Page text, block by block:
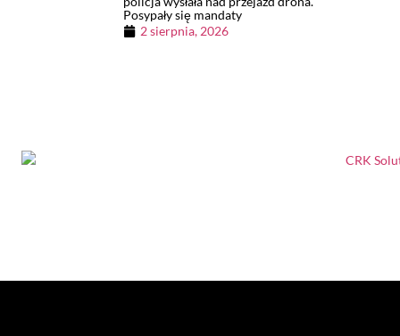
Posypały się mandaty
2 sierpnia, 2026